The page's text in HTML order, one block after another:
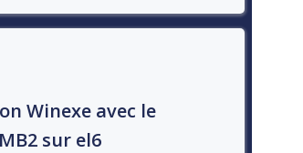
Winexe avec le
sur el6